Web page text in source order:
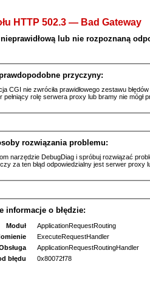
HTTP 502.3 — Bad Gateway
lub nie rozpoznaną
przyczyny:
CGI nie zwróciła prawidłowego zestawu błędów
pełniący rolę serwera proxy lub bramy nie mógł
rozwiązania problemu:
narzędzie DebugDiag i spróbuj rozwiązać
za ten błąd odpowiedzialny jest serwer proxy
informacje o błędzie:
Moduł
ApplicationRequestRouting
ExecuteRequestHandler
ApplicationRequestRoutingHandler
błędu
0x80072f78